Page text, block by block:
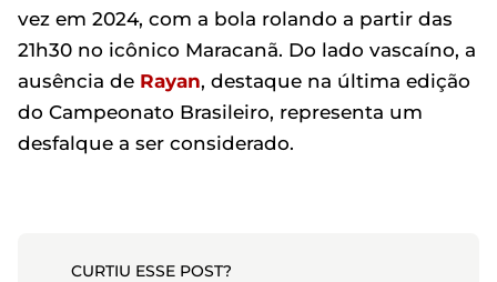
vez em 2024, com a bola rolando a partir das
21h30 no icônico Maracanã. Do lado vascaíno, a
ausência de Rayan, destaque na última edição
do Campeonato Brasileiro, representa um
desfalque a ser considerado.
CURTIU ESSE POST?